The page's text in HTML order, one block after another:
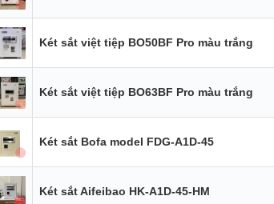
Két sắt việt tiệp BO50BF Pro màu trắng
Két sắt việt tiệp BO63BF Pro màu trắng
Két sắt Bofa model FDG-A1D-45
Két sắt Aifeibao HK-A1D-45-HM